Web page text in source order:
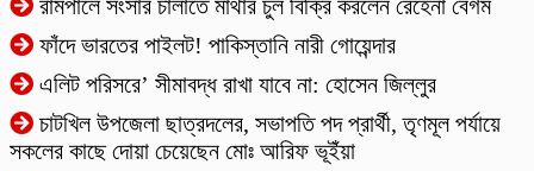
‎রামপালে সংসার চালাতে মাথার চুল বিক্রি করলেন রেহেনা বেগম
ফাঁদে ভারতের পাইলট! পাকিস্তানি নারী গোয়েন্দার
এলিট পরিসরে’ সীমাবদ্ধ রাখা যাবে না: হোসেন জিল্লুর
চাটখিল উপজেলা ছাত্রদলের, সভাপতি পদ প্রার্থী, তৃণমূল পর্যায়ে
সকলের কাছে দোয়া চেয়েছেন মোঃ আরিফ ভূইঁয়া